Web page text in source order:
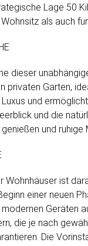
Lage 50
als auch
dieser
privaten Garten,
und
und die
und
Wohnhäuser ist
einer neuen
modernen Geräten
die je nach
Die